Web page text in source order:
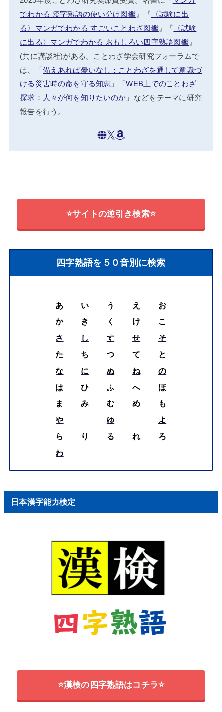
でわかる 漢字熟語の使い分け図鑑』『 〈試験に出
る〉マンガでわかる すごいことわざ図鑑』『 〈試験
に出る〉マンガでわかる おもしろい四字熟語図鑑 』
(共に講談社)がある。ことわざ学会研究フォーラムで
は、「備えあれば憂いなし：ことわざを通して意識づ
ける災害時の命を守る知恵 」「WEB上でのことわざ
探求：人々が何を知りたいのか 」などをテーマに研究
報告を行う。
⭐サイトの逆引き検索⭐
四字熟語を５０音別に検索
あ い う え
お
か
き く け
こ
さ
し す せ
そ
た
ち つ て
と
な
に ぬ ね
の
は
ひ ふ へ
ほ
ま
み む め
も
や
ゆ
よ
ら
り る れ
ろ
わ
日本漢字能力検定
⭐漢検の四字熟語はコチラ⭐